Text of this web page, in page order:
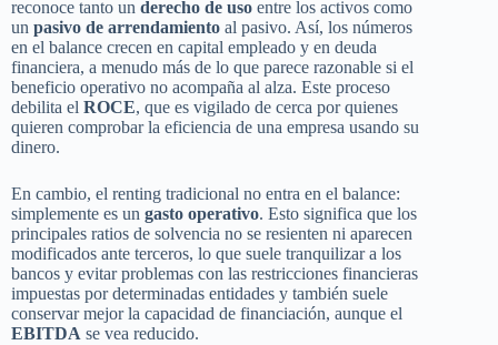
reconoce tanto un derecho de uso entre los activos como
un pasivo de arrendamiento al pasivo. Así, los números
en el balance crecen en capital empleado y en deuda
financiera, a menudo más de lo que parece razonable si el
beneficio operativo no acompaña al alza. Este proceso
debilita el ROCE, que es vigilado de cerca por quienes
quieren comprobar la eficiencia de una empresa usando su
dinero.
En cambio, el renting tradicional no entra en el balance:
simplemente es un gasto operativo. Esto significa que los
principales ratios de solvencia no se resienten ni aparecen
modificados ante terceros, lo que suele tranquilizar a los
bancos y evitar problemas con las restricciones financieras
impuestas por determinadas entidades y también suele
conservar mejor la capacidad de financiación, aunque el
EBITDA se vea reducido.